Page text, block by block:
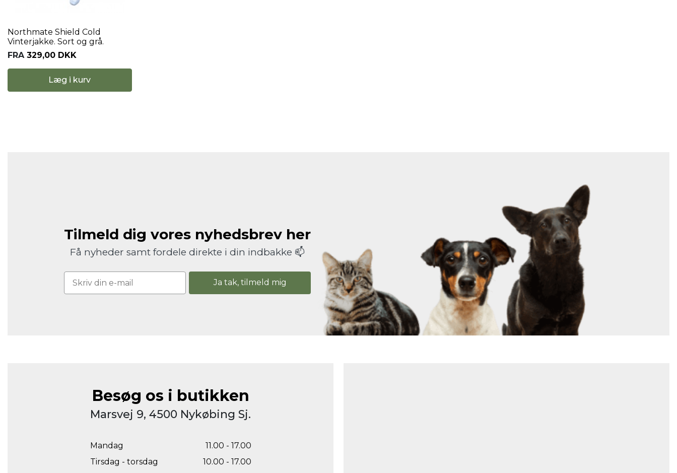
Northmate Shield Cold
Vinterjakke. Sort og grå.
FRA 329,00 DKK
Læg i kurv
Tilmeld dig vores nyhedsbrev her
Få nyheder samt fordele direkte i din indbakke 📫
Ja tak, tilmeld mig
Besøg os i butikken
Marsvej 9, 4500 Nykøbing Sj.
Mandag
11.00 - 17.00
Tirsdag - torsdag
10.00 - 17.00